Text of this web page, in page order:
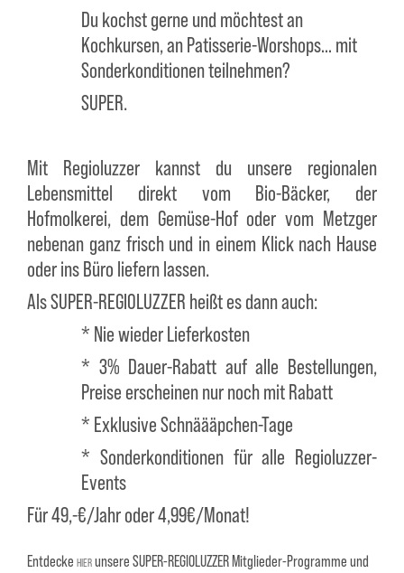
Du kochst gerne und möchtest an
Kochkursen, an Patisserie-Worshops… mit
Sonderkonditionen teilnehmen?
SUPER.
Mit Regioluzzer kannst du unsere regionalen
Lebensmittel direkt vom Bio-Bäcker, der
Hofmolkerei, dem Gemüse-Hof oder vom Metzger
nebenan ganz frisch und in einem Klick nach Hause
oder ins Büro liefern lassen.
Als SUPER-REGIOLUZZER heißt es dann auch:
* Nie wieder Lieferkosten
* 3% Dauer-Rabatt auf alle Bestellungen,
Preise erscheinen nur noch mit Rabatt
* Exklusive Schnäääpchen-Tage
* Sonderkonditionen für alle Regioluzzer-
Events
Für 49,-€/Jahr oder 4,99€/Monat!
Entdecke HIERunsere SUPER-REGIOLUZZER Mitglieder-Programme und